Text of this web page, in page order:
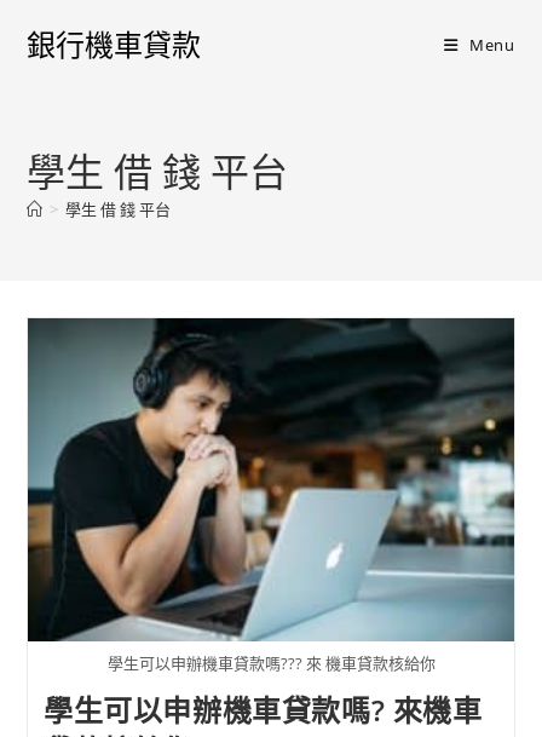
銀行機車貸款 Menu
學生 借 錢 平台
> 學生 借 錢 平台
學生可以申辦機車貸款嗎??? 來 機車貸款核給你
學生可以申辦機車貸款嗎? 來機車